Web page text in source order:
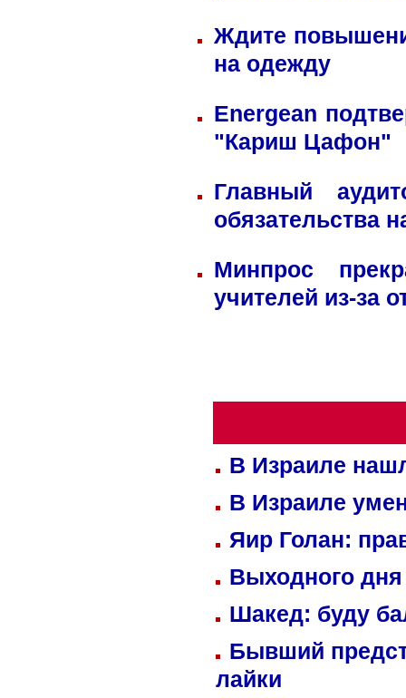
Ждите
на одежду
Energean
"Кариш Цафон"
Главный
обязательства
Минпрос
учителей из-за
В Израиле
В Израиле
Яир Голан:
Выходного
Шакед: буду
Бывший
лайки